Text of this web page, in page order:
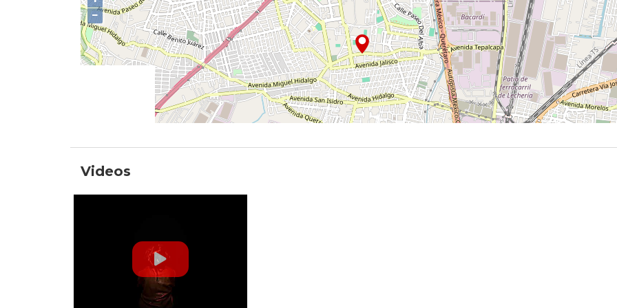
−
Videos